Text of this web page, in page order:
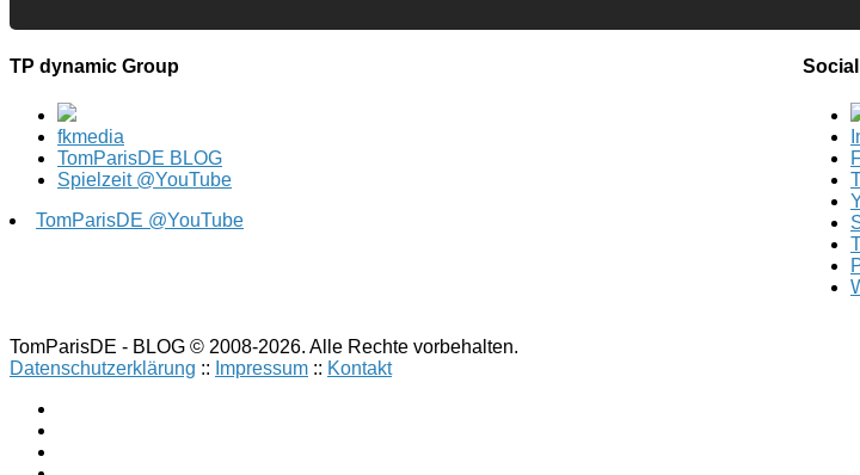
TP dynamic Group
fkmedia
TomParisDE BLOG
Spielzeit @YouTube
TomParisDE @YouTube
Social
TomParisDE - BLOG © 2008-2026. Alle Rechte vorbehalten.
Datenschutzerklärung :: Impressum :: Kontakt